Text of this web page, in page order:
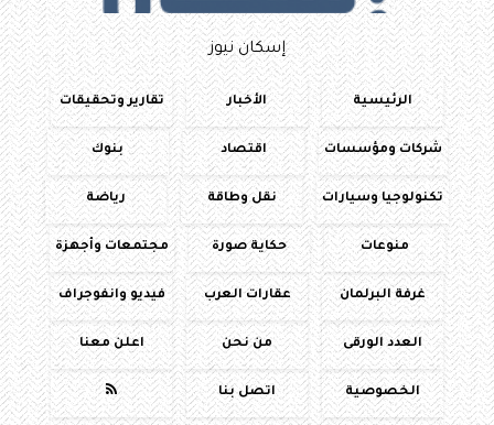
إسكان نيوز
الرئيسية الأخبار تقارير وتحقيقات
شركات ومؤسسات اقتصاد بنوك
تكنولوجيا وسيارات نقل وطاقة رياضة
منوعات حكاية صورة مجتمعات وأجهزة
غرفة البرلمان عقارات العرب فيديو وانفوجراف
العدد الورقى من نحن اعلن معنا
الخصوصية اتصل بنا 